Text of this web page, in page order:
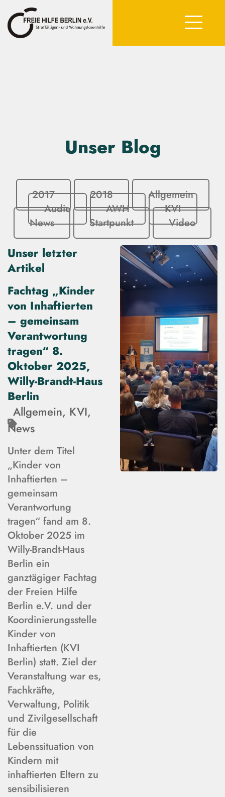
Unser Blog
2017 2018
Allgemein
Audio
AWH
KVI
News
Startpunkt Video
Unser letzter
Artikel
Fachtag „Kinder
von Inhaftierten
– gemeinsam
Verantwortung
tragen“ 8.
Oktober 2025,
Willy-Brandt-Haus
Berlin
Allgemein, KVI,
News
Unter dem Titel
„Kinder von
Inhaftierten –
gemeinsam
Verantwortung
tragen“ fand am 8.
Oktober 2025 im
Willy-Brandt-Haus
Berlin ein
ganztägiger Fachtag
der Freien Hilfe
Berlin e.V. und der
Koordinierungsstelle
Kinder von
Inhaftierten (KVI
Berlin) statt. Ziel der
Veranstaltung war es,
Fachkräfte,
Verwaltung, Politik
und Zivilgesellschaft
für die
Lebenssituation von
Kindern mit
inhaftierten Eltern zu
sensibilisieren